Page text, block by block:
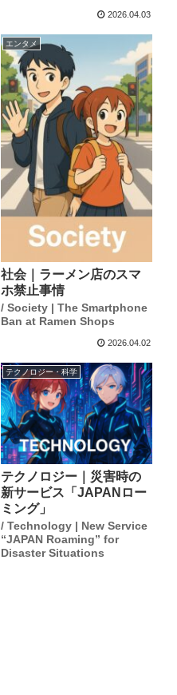
2026.04.03
エンタメ
社会｜ラーメン店のスマ
ホ禁止事情
/ Society | The Smartphone
Ban at Ramen Shops
2026.04.02
テクノロジー・科学
テクノロジー｜災害時の
新サービス「JAPANロー
ミング」
/ Technology | New Service
“JAPAN Roaming” for
Disaster Situations